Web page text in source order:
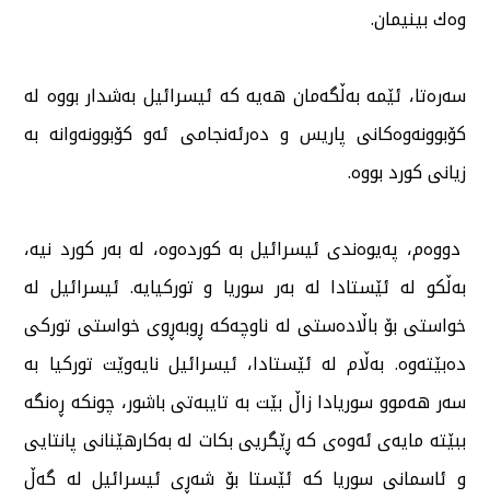
وەك بینیمان.
سەرەتا، ئێمە بەڵگەمان هەیە كە ئیسرائیل بەشدار بووە لە
كۆبوونەوەكانی پاریس و دەرئەنجامی ئەو كۆبوونەوانە بە
زیانی كورد بووە.
دووەم، پەیوەندی ئیسرائیل بە كوردەوە، لە بەر كورد نیە،
بەڵكو لە ئێستادا لە بەر سوریا و توركیایە. ئیسرائیل لە
خواستی بۆ باڵادەستی لە ناوچەكە ڕوبەڕوی خواستی توركی
دەبێتەوە. بەڵام لە ئێستادا، ئیسرائیل نایەوێت توركیا بە
سەر هەموو سوریادا زاڵ بێت بە تایبەتی باشور، چونكە ڕەنگە
ببێتە مایەی ئەوەی كە ڕێگریی بكات لە بەكارهێنانی پانتایی
و ئاسمانی سوریا كە ئێستا بۆ شەڕی ئیسرائیل لە گەڵ